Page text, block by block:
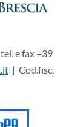
e fax +39
| Cod.fisc.